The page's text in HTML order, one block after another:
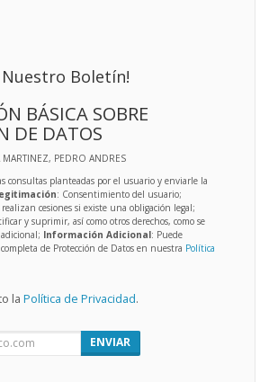
Nuestro Boletín!
BÁSICA SOBRE
DE DATOS
MARTINEZ, PEDRO ANDRES
consultas planteadas por el usuario y enviarle la
: Consentimiento del usuario;
realizan cesiones si existe una obligación legal;
y suprimir, así como otros derechos, como se
Información Adicional: Puede
de Protección de Datos en nuestra Política
la Política de Privacidad.
ENVIAR